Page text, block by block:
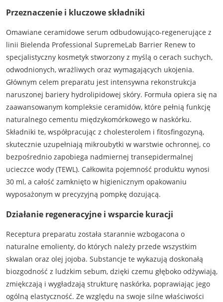
Przeznaczenie i kluczowe składniki
Omawiane ceramidowe serum odbudowująco-regenerujące z
linii Bielenda Professional SupremeLab Barrier Renew to
specjalistyczny kosmetyk stworzony z myślą o cerach suchych,
odwodnionych, wrażliwych oraz wymagających ukojenia.
Głównym celem preparatu jest intensywna rekonstrukcja
naruszonej bariery hydrolipidowej skóry. Formuła opiera się na
zaawansowanym kompleksie ceramidów, które pełnią funkcję
naturalnego cementu międzykomórkowego w naskórku.
Składniki te, współpracując z cholesterolem i fitosfingozyną,
skutecznie uzupełniają mikroubytki w warstwie ochronnej, co
bezpośrednio zapobiega nadmiernej transepidermalnej
ucieczce wody (TEWL). Całkowita pojemność produktu wynosi
30 ml, a całość zamknięto w higienicznym opakowaniu
wyposażonym w precyzyjną pompkę dozującą.
Działanie regeneracyjne i wsparcie kuracji
Receptura preparatu została starannie wzbogacona o
naturalne emolienty, do których należy przede wszystkim
skwalan oraz olej jojoba. Substancje te wykazują doskonałą
biozgodność z ludzkim sebum, dzięki czemu głęboko odżywiają,
zmiękczają i wygładzają strukturę naskórka, poprawiając jego
ogólną elastyczność. Ze względu na swoje silne właściwości